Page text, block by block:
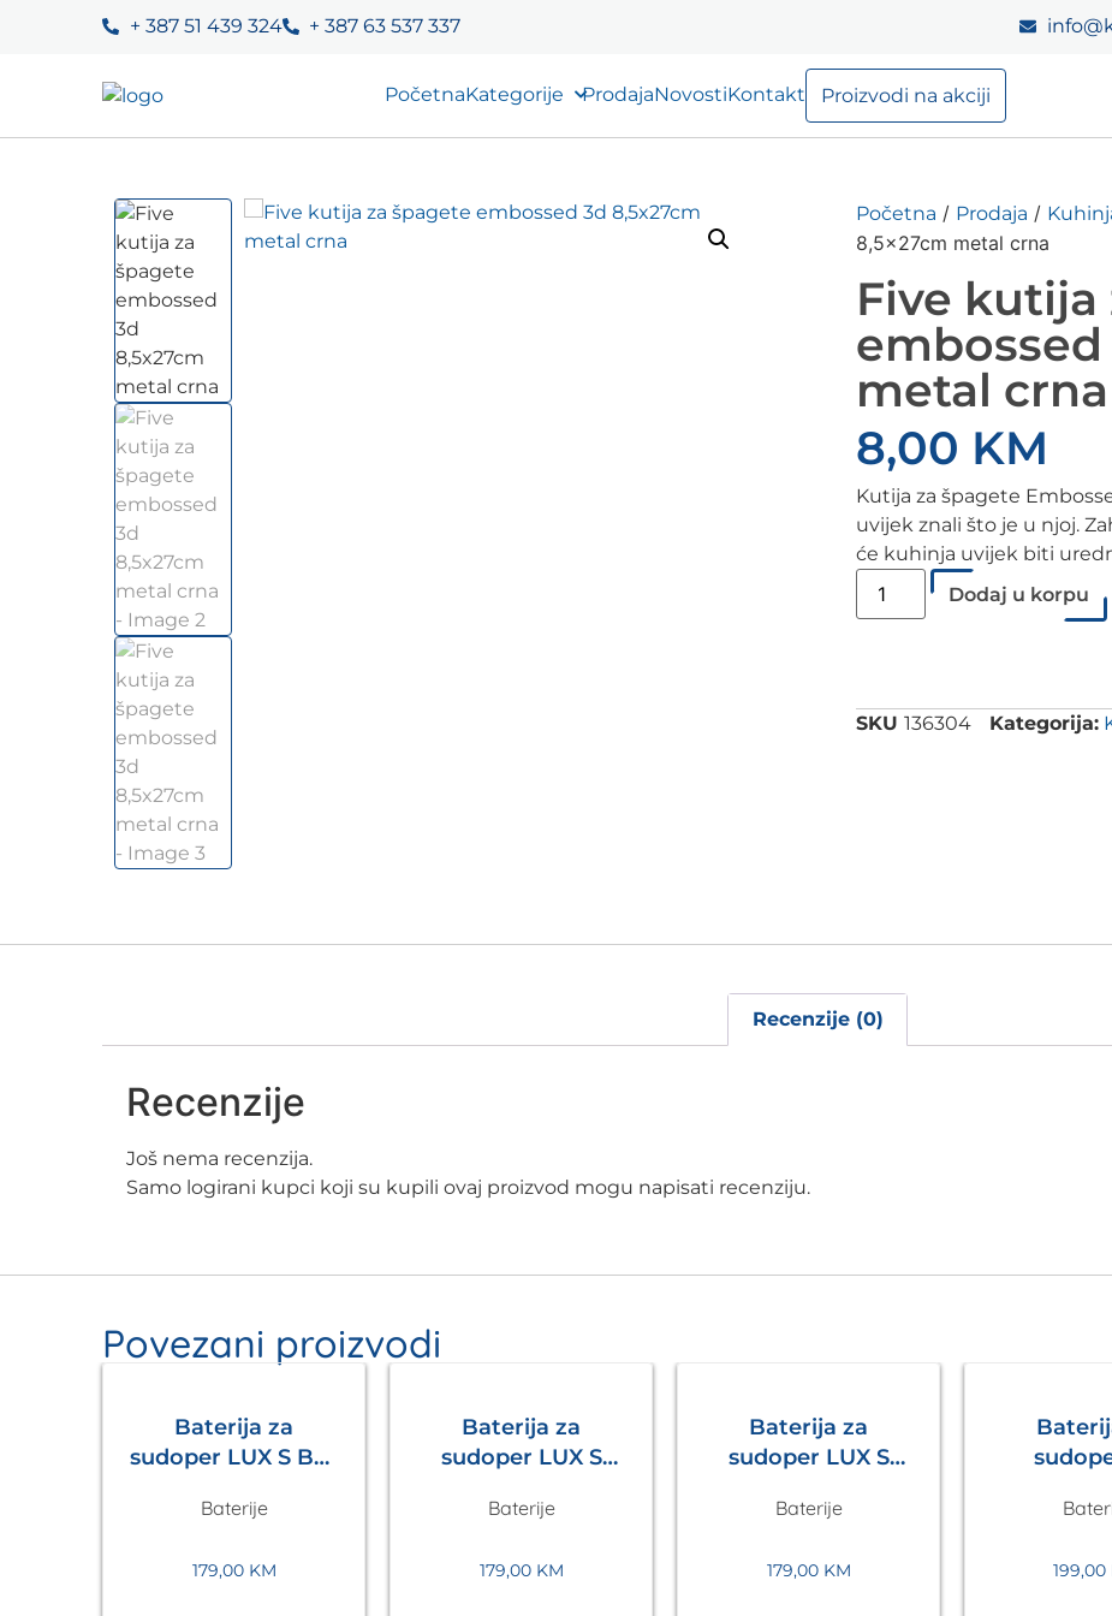
+ 387 51 439 324 + 387 63 537 337
PočetnaKategorije ProdajaNovostiKontakt Proizvodi na akciji
Početna / Prodaja /
8,5x27cm metal crna
Five kutija
embossed
metal crna
8,00 KM
Kutija za špagete
uvijek znali što je u njoj.
će kuhinja uvijek biti
Dodaj u korpu
SKU 136304 Kategorija:
Recenzije (0)
Recenzije
Još nema recenzija.
Samo logirani kupci koji su kupili ovaj proizvod mogu napisati recenziju.
Povezani proizvodi
Baterija za
sudoper LUX S Bež
Baterije
179,00 KM
Baterija za
sudoper LUX S
Metalac
Baterije
179,00 KM
Baterija za
sudoper LUX S
Baterije
179,00 KM
Bež
199,00